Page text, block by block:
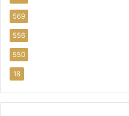
569
556
550
18